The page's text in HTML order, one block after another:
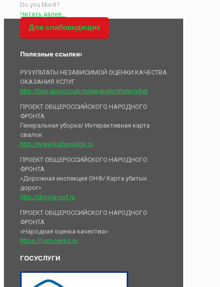
Do you like it?
Читать далее...
Для слабовидящих
Полезные ссылки:
РУЗУЛЬТАТЫ НЕЗАВИСИМОЙ ОЦЕНКИ КАЧЕСТВА
ОКАЗАНИЯ УСЛУГ
http://bus.gov.ru/pub/independentRating/list
ПРОЕКТ ОБЩЕРОССИЙСКОГО НАРОДНОГО
ФРОНТА
Генеральная уборка/ Интерактивная карта
свалок
http://www.kartasvalok.ru
ПРОЕКТ ОБЩЕРОССИЙСКОГО НАРОДНОГО
ФРОНТА
«Дорожная инспекция ОНФ/ Карта убитых
дорог»
http://dorogi-onf.ru
ПРОЕКТ ОБЩЕРОССИЙСКОГО НАРОДНОГО
ФРОНТА
«Народная оценка качества»
https://narocenka.ru
ГОСУСЛУГИ